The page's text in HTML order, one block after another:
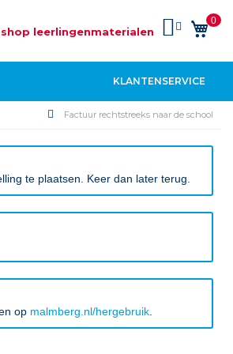
leerlingenmaterialen
0
KLANTENSERVICE
Factuur rechtstreeks naar de school
te plaatsen. Keer dan later terug.
op malmberg.nl/hergebruik